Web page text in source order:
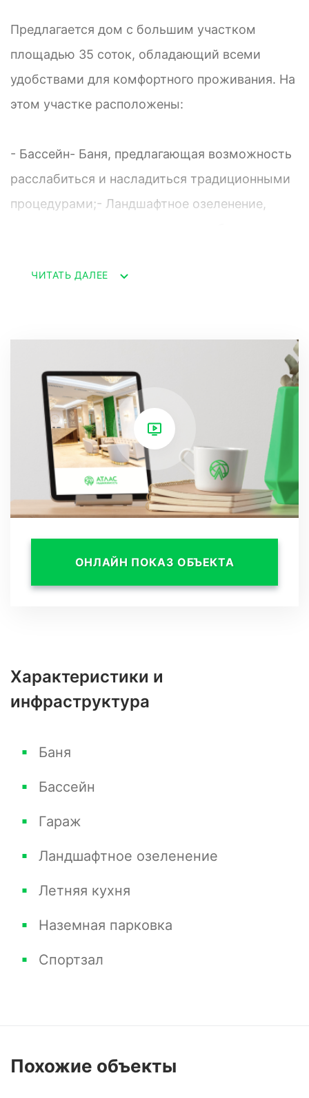
Предлагается дом с большим участком
площадью 35 соток, обладающий всеми
удобствами для комфортного проживания. На
этом участке расположены:
- Бассейн- Баня, предлагающая возможность
расслабиться и насладиться традиционными
процедурами;- Ландшафтное озеленение,
- Статусное соседство, что обеспечивает
- Мастер-спальня с террасой, где можно
насладиться прекрасным видом на горы и
провести время на свежем воздухе;-
Приватность, что позволяет наслаждаться
уединением и спокойствием на своем
участке.
Дом предлагает комфорт и прекрасные
ЧИТАТЬ ДАЛЕЕ
ОНЛАЙН ПОКАЗ ОБЪЕКТА
Характеристики и
инфраструктура
Баня
Бассейн
Гараж
Ландшафтное озеленение
Летняя кухня
Наземная парковка
Спортзал
Похожие объекты